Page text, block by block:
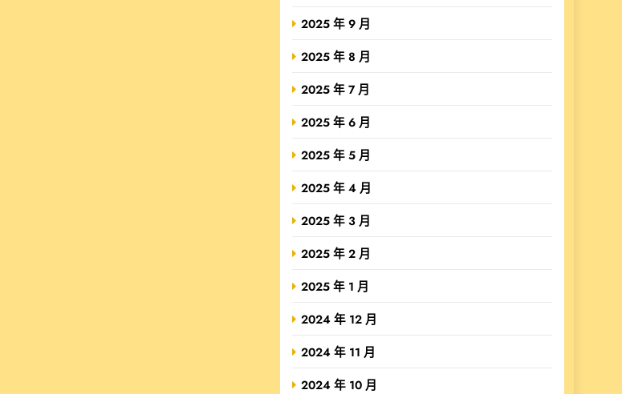
2025 年 9 月
2025 年 8 月
2025 年 7 月
2025 年 6 月
2025 年 5 月
2025 年 4 月
2025 年 3 月
2025 年 2 月
2025 年 1 月
2024 年 12 月
2024 年 11 月
2024 年 10 月